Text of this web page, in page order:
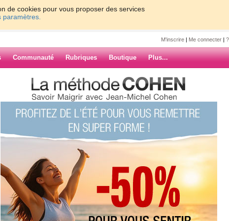
de cookies pour vous proposer des services
paramètres.
M'inscrire | Me connecter |
Communauté Rubriques Boutique Plus...
- 60 »
47 48 49 50 Suiv. ›
ARCHIVES